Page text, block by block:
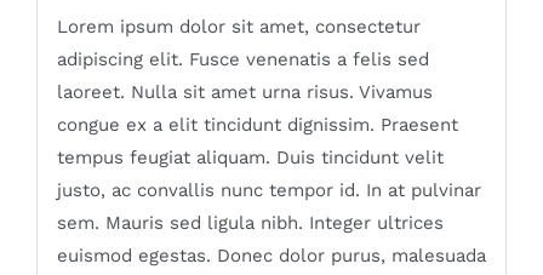
Lorem ipsum dolor sit amet, consectetur
adipiscing elit. Fusce venenatis a felis sed
laoreet. Nulla sit amet urna risus. Vivamus
congue ex a elit tincidunt dignissim. Praesent
tempus feugiat aliquam. Duis tincidunt velit
justo, ac convallis nunc tempor id. In at pulvinar
sem. Mauris sed ligula nibh. Integer ultrices
euismod egestas. Donec dolor purus, malesuada